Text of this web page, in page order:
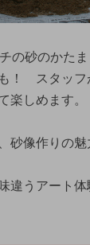
の砂のかたま
も！ スタッフ
楽しめます。
砂像作りの魅
違うアート